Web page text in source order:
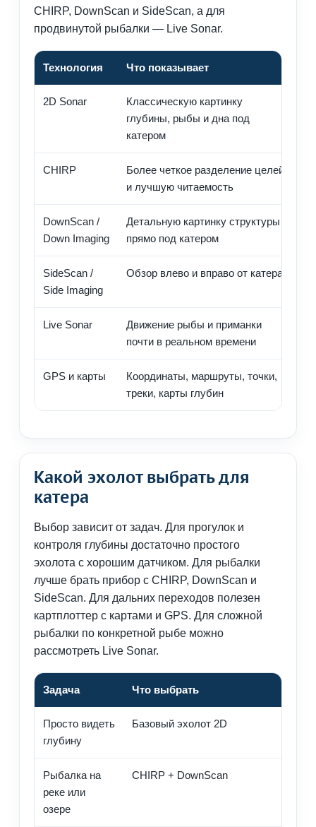
CHIRP, DownScan и SideScan, а для
продвинутой рыбалки — Live Sonar.
Технология Что показывает
2D Sonar
Классическую картинку
глубины, рыбы и дна под
катером
CHIRP
Более четкое разделение целей
и лучшую читаемость
DownScan /
Down Imaging
Детальную картинку структуры
прямо под катером
SideScan /
Side Imaging
Обзор влево и вправо от катера
Live Sonar
Движение рыбы и приманки
почти в реальном времени
GPS и карты
Координаты, маршруты, точки,
треки, карты глубин
Какой эхолот выбрать для
катера
Выбор зависит от задач. Для прогулок и
контроля глубины достаточно простого
эхолота с хорошим датчиком. Для рыбалки
лучше брать прибор с CHIRP, DownScan и
SideScan. Для дальних переходов полезен
картплоттер с картами и GPS. Для сложной
рыбалки по конкретной рыбе можно
рассмотреть Live Sonar.
Задача Что выбрать
Просто видеть
глубину
Базовый эхолот 2D
Рыбалка на
реке или
озере
CHIRP + DownScan